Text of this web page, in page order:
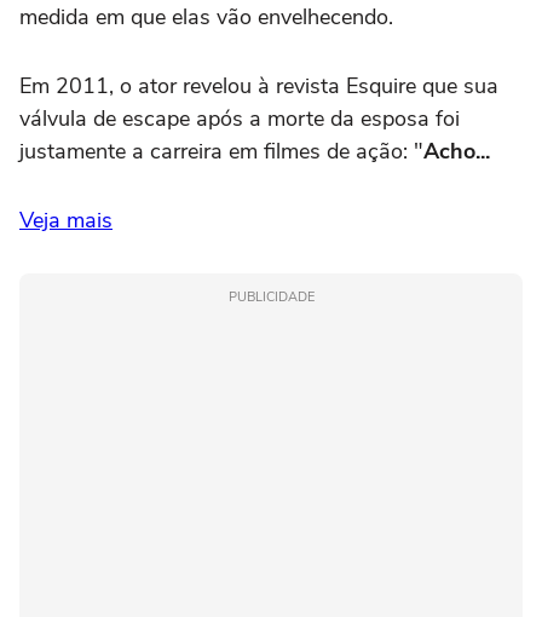
medida em que elas vão envelhecendo.
Em 2011, o ator revelou à revista Esquire que sua
válvula de escape após a morte da esposa foi
justamente a carreira em filmes de ação: "Acho...
Veja mais
PUBLICIDADE